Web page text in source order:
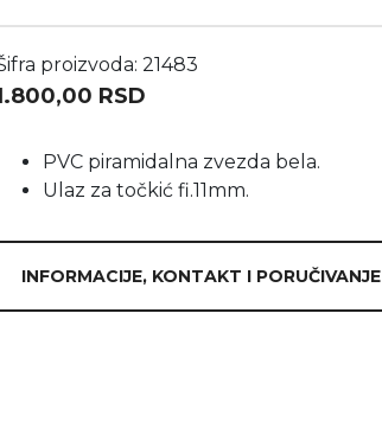
proizvoda: 21483
RSD
PVC piramidalna zvezda bela.
Ulaz za točkić fi.11mm.
INFORMACIJE, KONTAKT I PORUČIVANJE